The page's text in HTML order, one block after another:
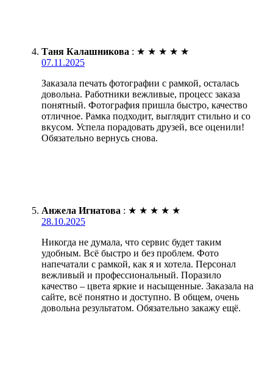
Таня Калашникова : ★ ★ ★ ★ ★
07.11.2025
Заказала печать фотографии с рамкой, осталась
довольна. Работники вежливые, процесс заказа
понятный. Фотография пришла быстро, качество
отличное. Рамка подходит, выглядит стильно и со
вкусом. Успела порадовать друзей, все оценили!
Обязательно вернусь снова.
Анжела Игнатова : ★ ★ ★ ★ ★
28.10.2025
Никогда не думала, что сервис будет таким
удобным. Всё быстро и без проблем. Фото
напечатали с рамкой, как я и хотела. Персонал
вежливый и профессиональный. Поразило
качество – цвета яркие и насыщенные. Заказала на
сайте, всё понятно и доступно. В общем, очень
довольна результатом. Обязательно закажу ещё.